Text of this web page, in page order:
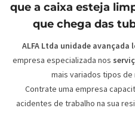
que a caixa esteja
que chega das
ALFA Ltda unidade avançada
empresa especializada nos
mais variados tipos
Contrate uma empresa
acidentes de trabalho na sua